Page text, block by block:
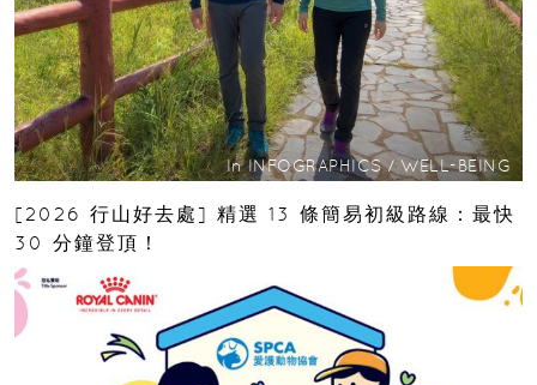
In INFOGRAPHICS/ WELL-BEING
[2026 行山好去處] 精選 13 條簡易初級路線：最快
30 分鐘登頂！